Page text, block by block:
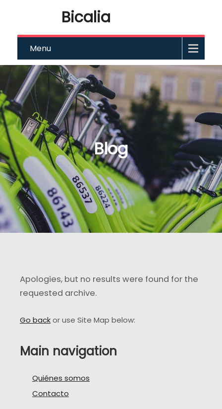
Bicalia
Menu
Blog
Apologies, but no results were found for the
requested archive.
Go backor use Site Map below:
Main navigation
Quiénes somos
Contacto